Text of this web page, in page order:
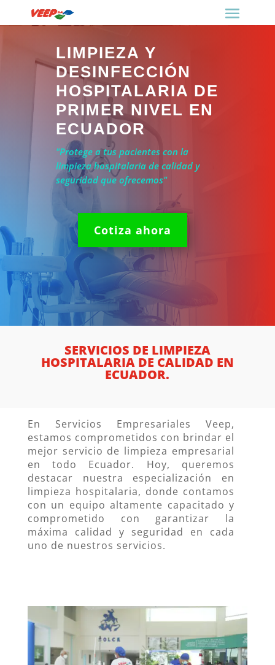
LIMPIEZA Y
DESINFECCIÓN
HOSPITALARIA DE
PRIMER NIVEL EN
ECUADOR
"Protege a tus pacientes con la
limpieza hospitalaria de calidad y
seguridad que ofrecemos"
Cotiza ahora
SERVICIOS DE LIMPIEZA
HOSPITALARIA DE CALIDAD EN
ECUADOR.
En Servicios Empresariales Veep,
estamos comprometidos con brindar el
mejor servicio de limpieza empresarial
en todo Ecuador. Hoy, queremos
destacar nuestra especialización en
limpieza hospitalaria, donde contamos
con un equipo altamente capacitado y
comprometido con garantizar la
máxima calidad y seguridad en cada
uno de nuestros servicios.